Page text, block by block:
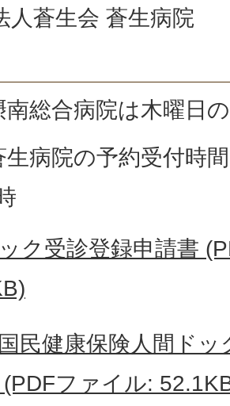
人蒼生会 蒼生病院
南総合病院は木曜日
生病院の予約受付時
ク受診登録申請書
民健康保険人間ド
(PDFファイル: